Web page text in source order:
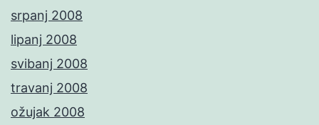
srpanj 2008
lipanj 2008
svibanj 2008
travanj 2008
ožujak 2008